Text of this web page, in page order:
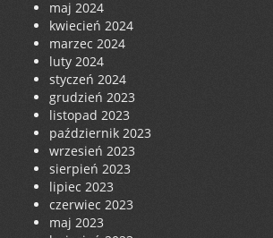
maj 2024
kwiecień 2024
marzec 2024
luty 2024
styczeń 2024
grudzień 2023
listopad 2023
październik 2023
wrzesień 2023
sierpień 2023
lipiec 2023
czerwiec 2023
maj 2023